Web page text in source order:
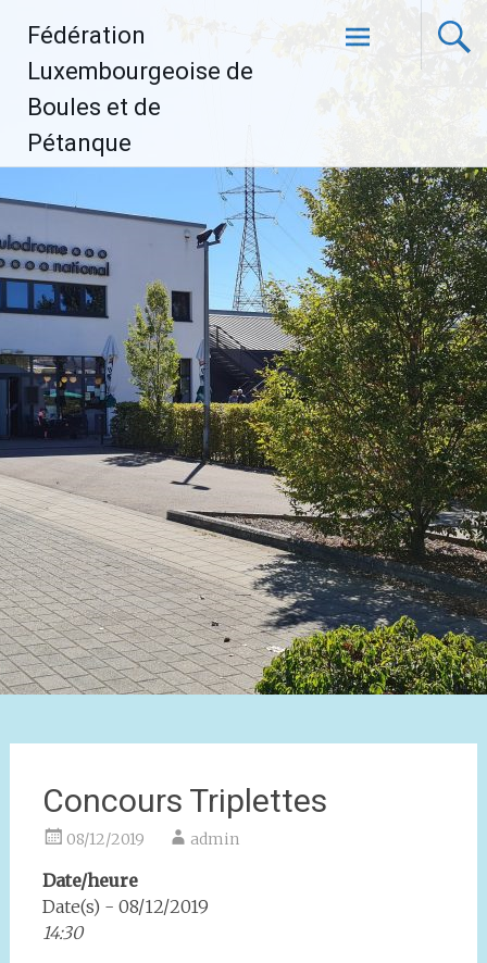
contenu
Fédération
Luxembourgeoise de
Boules et de
Pétanque
Concours Triplettes
08/12/2019 admin
Date/heure
Date(s) - 08/12/2019
14:30